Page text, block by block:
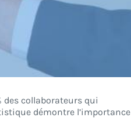
des collaborateurs qui
démontre l’importance